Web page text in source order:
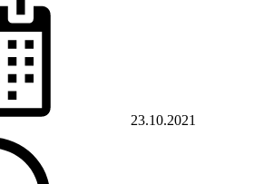
23.10.2021